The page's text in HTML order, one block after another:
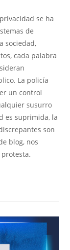
se ha
de
sociedad,
cada palabra
La policía
un control
susurro
es suprimida, la
son
blog, nos